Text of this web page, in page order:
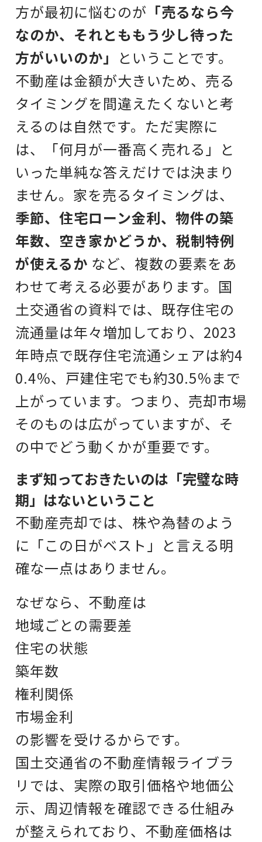
方が最初に悩むのが 「売るなら今
なのか、それとももう少し待った
方がいいのか」 ということです。
不動産は金額が大きいため、売る
タイミングを間違えたくないと考
えるのは自然です。ただ実際に
は、「何月が一番高く売れる」と
いった単純な答えだけでは決まり
ません。家を売るタイミングは、
季節、住宅ローン金利、物件の築
年数、空き家かどうか、税制特例
が使えるか など、複数の要素をあ
わせて考える必要があります。国
土交通省の資料では、既存住宅の
流通量は年々増加しており、2023
年時点で既存住宅流通シェアは約4
0.4％、戸建住宅でも約30.5％まで
上がっています。つまり、売却市場
そのものは広がっていますが、そ
の中でどう動くかが重要です。
まず知っておきたいのは「完璧な時
期」はないということ
不動産売却では、株や為替のよう
に「この日がベスト」と言える明
確な一点はありません。
なぜなら、不動産は
地域ごとの需要差
住宅の状態
築年数
権利関係
市場金利
の影響を受けるからです。
国土交通省の不動産情報ライブラ
リでは、実際の取引価格や地価公
示、周辺情報を確認できる仕組み
が整えられており、不動産価格は